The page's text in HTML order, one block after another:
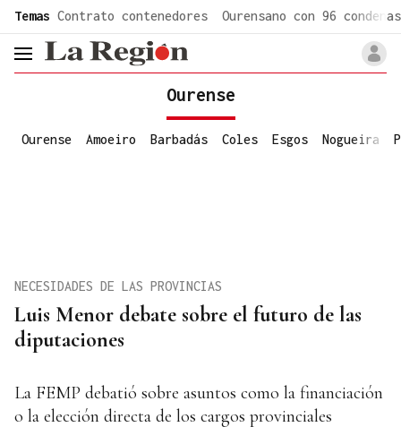
Temas Contrato contenedores Ourensano con 96 condenas
header.menu.open
Ourense
Ourense Amoeiro Barbadás Coles Esgos Nogueira
Luis Menor debate sobre el futuro de las
diputaciones
NECESIDADES DE LAS PROVINCIAS
La FEMP debatió sobre asuntos como la financiación
o la elección directa de los cargos provinciales